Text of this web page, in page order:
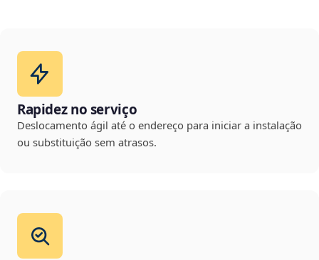
Rapidez no serviço
Deslocamento ágil até o endereço para iniciar a instalação
ou substituição sem atrasos.